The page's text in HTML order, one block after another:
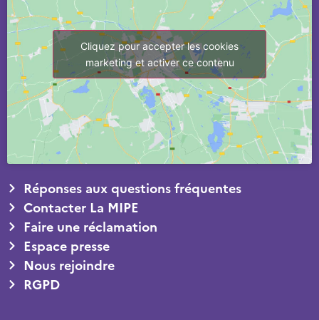
Cliquez pour accepter les cookies
marketing et activer ce contenu
Réponses aux questions fréquentes
Contacter La MIPE
Faire une réclamation
Espace presse
Nous rejoindre
RGPD